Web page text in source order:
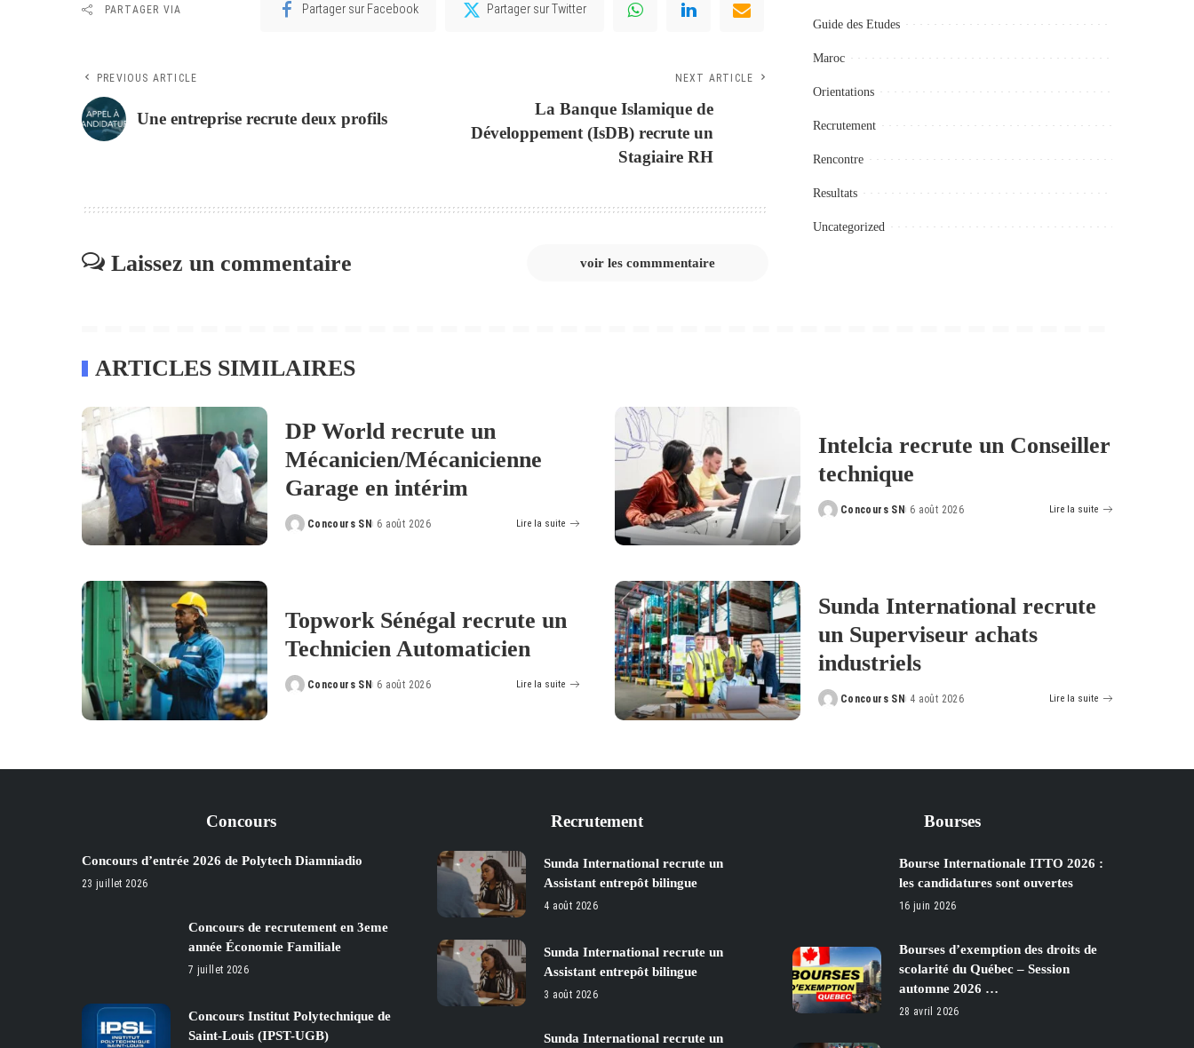
PARTAGER VIA Partager sur Facebook Partager sur Twitter
PREVIOUS ARTICLE
Une entreprise recrute deux profils
NEXT ARTICLE
La Banque Islamique de
Développement (IsDB) recrute un
Stagiaire RH
Laissez un commentaire voir les commmentaire
Guide des Etudes
Maroc
Orientations
Recrutement
Rencontre
Resultats
Uncategorized
ARTICLES SIMILAIRES
DP World recrute un
Mécanicien/Mécanicienne
Garage en intérim
Posted
Concours SN 6 août 2026 Lire la suite
Intelcia recrute un Conseiller
technique
Posted
Concours SN 6 août 2026 Lire la suite
Topwork Sénégal recrute un
Technicien Automaticien
Posted
Concours SN 6 août 2026 Lire la suite
Sunda International recrute
un Superviseur achats
industriels
Posted
Concours SN 4 août 2026 Lire la suite
Concours
Concours d’entrée 2026 de Polytech Diamniadio
23 juillet 2026
Concours de recrutement en 3eme
année Économie Familiale
7 juillet 2026
Concours Institut Polytechnique de
Saint-Louis (IPST-UGB)
Recrutement
Sunda International recrute un
Assistant entrepôt bilingue
4 août 2026
Sunda International recrute un
Assistant entrepôt bilingue
3 août 2026
Sunda International recrute un
Bourses
Bourse Internationale ITTO 2026 :
les candidatures sont ouvertes
16 juin 2026
Bourses d’exemption des droits de
scolarité du Québec – Session
automne 2026 …
28 avril 2026